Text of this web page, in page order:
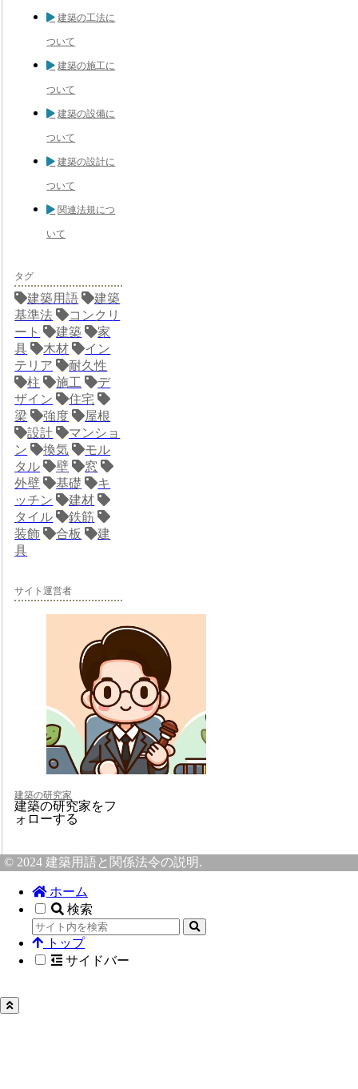
建築の工法に
ついて
建築の施工に
ついて
建築の設備に
ついて
建築の設計に
ついて
関連法規につ
いて
タグ
建築用語
建築
基準法
コンクリ
ート
建築
家
具
木材
イン
テリア
耐久性
柱
施工
デ
ザイン
住宅
梁
強度
屋根
設計
マンショ
ン
換気
モル
タル
壁
窓
外壁
基礎
キ
ッチン
建材
タイル
鉄筋
装飾
合板
建
具
サイト運営者
建築の研究家
建築の研究家をフ
ォローする
© 2024 建築用語と関係法令の説明.
ホーム
検索
トップ
サイドバー